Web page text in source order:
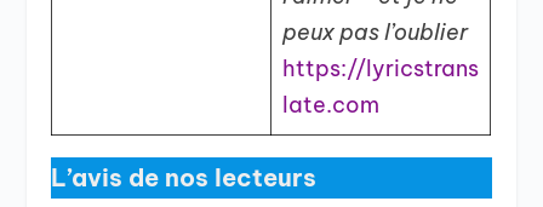
peux pas l’oublier
https://lyricstrans
late.com
L’avis de nos lecteurs